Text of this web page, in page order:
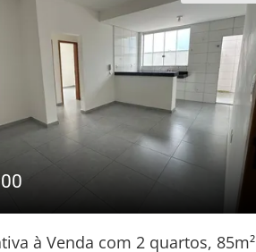
à Venda com 2 quartos, 85m²